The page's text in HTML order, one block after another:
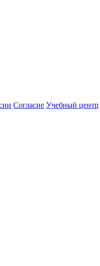
Согласие Учебный центр